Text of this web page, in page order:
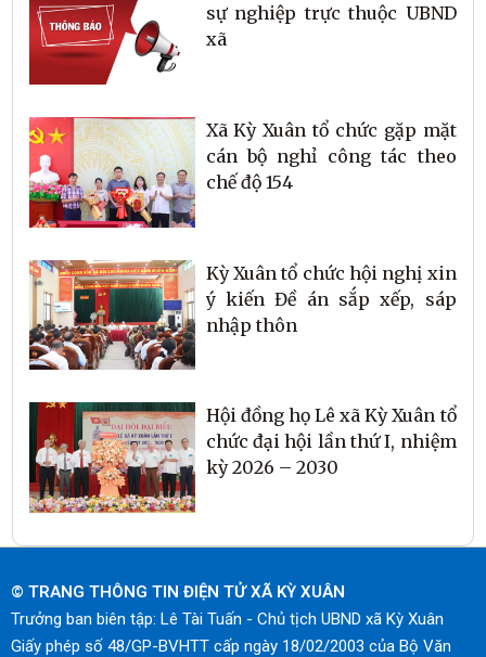
sự nghiệp trực thuộc UBND
xã
Xã Kỳ Xuân tổ chức gặp mặt
cán bộ nghỉ công tác theo
chế độ 154
Kỳ Xuân tổ chức hội nghị xin
ý kiến Đề án sắp xếp, sáp
nhập thôn
Hội đồng họ Lê xã Kỳ Xuân tổ
chức đại hội lần thứ I, nhiệm
kỳ 2026 – 2030
© TRANG THÔNG TIN ĐIỆN TỬ XÃ KỲ XUÂN
Trưởng ban biên tập: Lê Tài Tuấn - Chủ tịch UBND xã Kỳ Xuân
Giấy phép số 48/GP-BVHTT cấp ngày 18/02/2003 của Bộ Văn